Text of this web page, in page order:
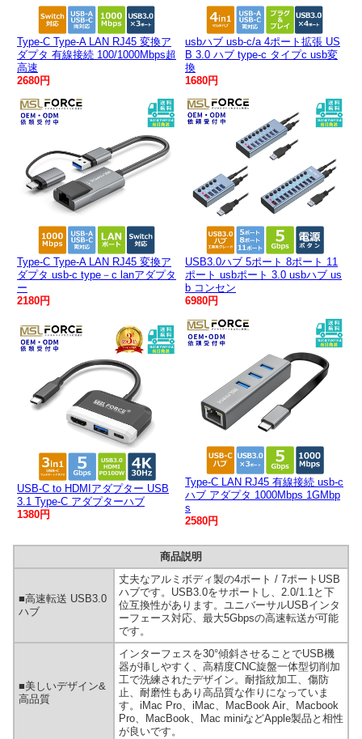
Type-C Type-A LAN RJ45 変換ア
ダプタ 有線接続 100/1000Mbps超
高速
2680円
usbハブ usb-c/a 4ポート拡張 US
B 3.0 ハブ type-c タイプc usb変
換
1680円
Type-C Type-A LAN RJ45 変換ア
ダプタ usb-c type－c lanアダプタ
ー
2180円
USB3.0ハブ 5ポート 8ポート 11
ポート usbポート 3.0 usbハブ us
b コンセン
6980円
USB-C to HDMIアダプター USB
3.1 Type-C アダプターハブ
1380円
Type-C LAN RJ45 有線接続 usb-c
ハブ アダプタ 1000Mbps 1GMbp
s
2580円
商品説明
■高速転送 USB3.0
ハブ
丈夫なアルミボディ製の4ポート / 7ポートUSB
ハブです。USB3.0をサポートし、2.0/1.1と下
位互換性があります。ユニバーサルUSBインタ
ーフェース対応、最大5Gbpsの高速転送が可能
です。
■美しいデザイン&
高品質
インターフェスを30°傾斜させることでUSB機
器が挿しやすく、高精度CNC旋盤一体型切削加
工で洗練されたデザイン。耐指紋加工、傷防
止、耐磨性もあり高品質な作りになっていま
す。iMac Pro、iMac、MacBook Air、Macbook
Pro、MacBook、Mac miniなどApple製品と相性
が良いです。